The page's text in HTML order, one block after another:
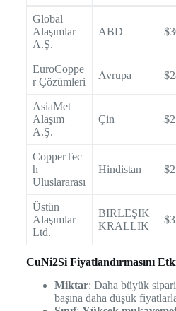
Global
Alaşımlar
A.Ş.
ABD
EuroCoppe
r Çözümleri
Avrupa
AsiaMet
Alaşım
A.Ş.
Çin
CopperTec
h
Uluslararası
Hindistan
Üstün
Alaşımlar
Ltd.
BIRLEŞIK
KRALLIK
CuNi2Si Fiyatlandırmasını
Miktar: Daha büyük
başına daha düşük